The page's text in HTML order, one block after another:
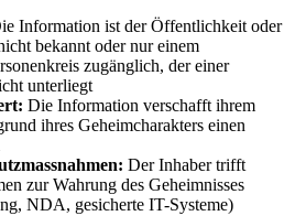
Information ist der Öffentlichkeit oder
bekannt oder nur einem
zugänglich, der einer
unterliegt
Die Information verschafft ihrem
ihres Geheimcharakters einen
Der Inhaber trifft
zur Wahrung des Geheimnisses
NDA, gesicherte IT-Systeme)